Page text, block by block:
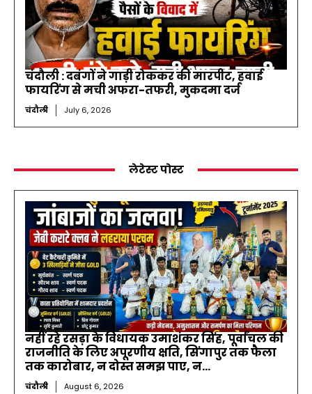
चंदौली : दबंगों ने गाड़ी रोककर की मारपीट, हवाई
फायरिंग से मची अफरा-तफरी, मुकदमा दर्ज
चंदौली July 6, 2026
लेटेस्ट पोस्ट
नहीं रहे रसड़ा के विधायक उमाशंकर सिंह, पूर्वांचल की
राजनीति के लिए अपूरणीय क्षति, सिंगापुर तक फैला
तक कारोबार, न दोस्त समझ पाए, न...
चंदौली August 6, 2026